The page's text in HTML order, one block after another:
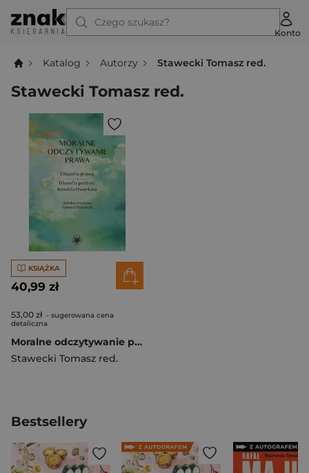
Czego szukasz?
Konto
Katalog Autorzy Stawecki Tomasz red.
Stawecki Tomasz red.
KSIĄŻKA
40,99 zł
53,00 zł - sugerowana cena
detaliczna
Moralne odczytywanie prawa. Filozofia prawa i filozofia polityki Ronalda Dworkina
Stawecki Tomasz red.
Bestsellery